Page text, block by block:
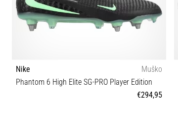
Nike
Muško
Phantom 6 High Elite SG-PRO Player Edition
€294,95